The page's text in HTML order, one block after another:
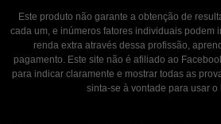
Este produto não garante a obtenção de
cada um, e inúmeros fatores individuais podem
renda extra através dessa profissão,
pagamento. Este site não é afiliado ao
para indicar claramente e mostrar todas as
sinta-se à vontade para usar